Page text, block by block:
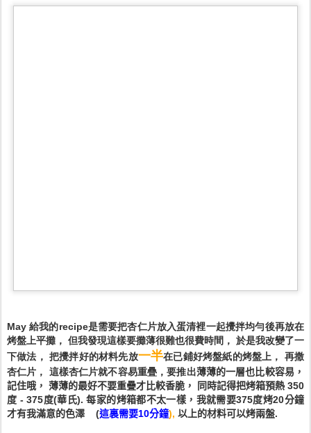
May 給我的recipe是需要把杏仁片放入蛋清裡一起攪拌均勻後再放在
烤盤上平攤， 但我發現這樣要攤薄很難也很費時間， 於是我改變了一
下做法， 把攪拌好的材料先放一半在已鋪好烤盤紙的烤盤上， 再撒
杏仁片， 這樣杏仁片就不容易重疊，要推出薄薄的一層也比較容易，
記住哦， 薄薄的最好不要重疊才比較香脆， 同時記得把烤箱預熱 350
度 - 375度(華氏). 每家的烤箱都不太一樣，我就需要375度烤20分鐘
才有我滿意的色澤 (這裏需要10分鐘), 以上的材料可以烤兩盤.